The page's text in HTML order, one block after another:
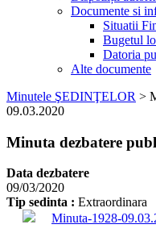
Documente si
Situatii
Bugetul
Datoria
Alte documente
Minutele ŞEDINŢELOR >
09.03.2020
Minuta dezbatere
Data dezbatere
09/03/2020
Tip sedinta : Extraordinara
Minuta-1928-